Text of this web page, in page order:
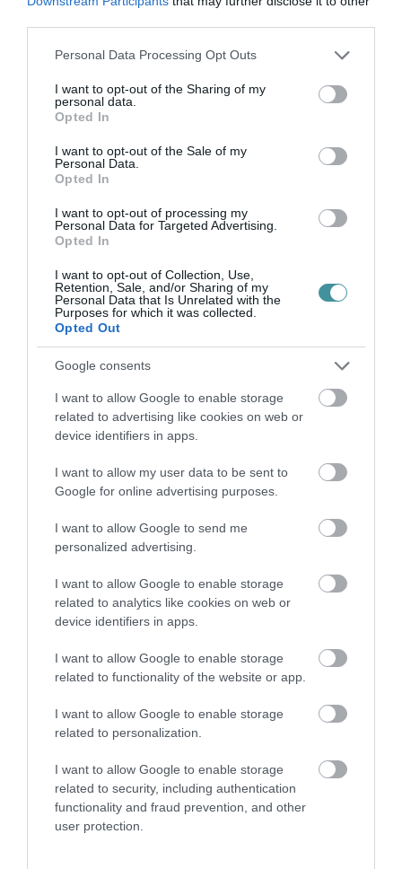
Please note that this website/app uses one or more Google
not limited to your visit or usage behaviour. You may click to
grant or deny consent to Google and its third-party tags to
use your data for below specified purposes in below Google
consent section.
Personal Data Processing Opt Outs
I want to opt-out of the Sharing of my
personal data.
Opted In
I want to opt-out of the Sale of my
Personal Data.
Opted In
I want to opt-out of processing my
Personal Data for Targeted Advertising.
Opted In
I want to opt-out of Collection, Use,
Retention, Sale, and/or Sharing of my
Personal Data that Is Unrelated with the
Purposes for which it was collected.
Opted Out
Google consents
I want to allow Google to enable storage
related to advertising like cookies on web or
device identifiers in apps.
I want to allow my user data to be sent to
Google for online advertising purposes.
I want to allow Google to send me
personalized advertising.
I want to allow Google to enable storage
related to analytics like cookies on web or
device identifiers in apps.
I want to allow Google to enable storage
related to functionality of the website or app.
I want to allow Google to enable storage
related to personalization.
I want to allow Google to enable storage
related to security, including authentication
functionality and fraud prevention, and other
user protection.
IS ELLENTMONDOTT A VOL...
2026. augusztus 09|Mindenki ügye
KIHÍVÁSOK A KARRIER KE...
Promóció
35 PERCES TANÓRÁK ÉS KEVESEBB HÁZI
FELADAT JÖHET AZ ALSÓ ...
2026. augusztus 08|Mindenki ügye
BAKA ANDRÁST JELÖLI KÖZTÁRSASÁGI
ELNÖKNEK A TISZA
TELJES SZAKÍTÁS JÖN A...
2026. augusztus 08 Mindenki ügye
TATA ELBŰVÖLŐ LÁTVÁNYOSSÁGAI,
AMIKÉRT ÉRDEMES MEGNÉZNI
2026. augusztus 08